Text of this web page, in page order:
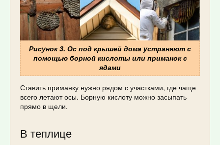
Рисунок 3. Ос под крышей дома устраняют с
помощью борной кислоты или приманок с
ядами
Ставить приманку нужно рядом с участками, где чаще
всего летают осы. Борную кислоту можно засыпать
прямо в щели.
В теплице